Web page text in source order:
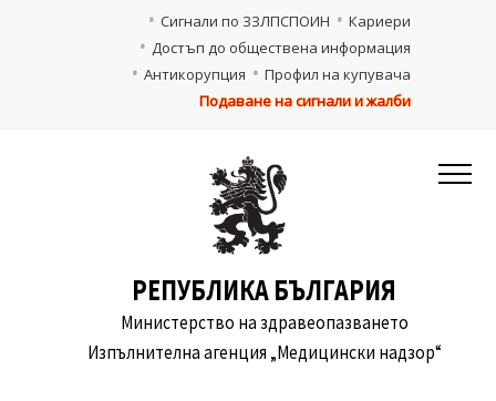
Кариери
Сигнали по ЗЗЛПСПОИН
Достъп до обществена информация
Профил на купувача
Антикорупция
Подаване на сигнали и жалби
РЕПУБЛИКА БЪЛГАРИЯ
Министерство на здравеопазването
Изпълнителна агенция „Медицински надзор“